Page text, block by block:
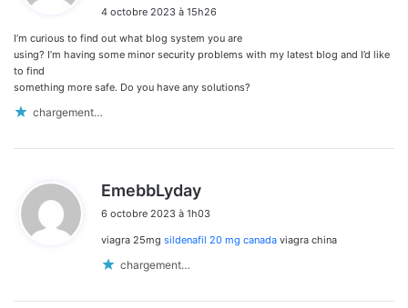
t
:
4 octobre 2023 à 15h26
I’m curious to find out what blog system you are
using? I’m having some minor security problems with my latest blog and I’d like
to find
something more safe. Do you have any solutions?
chargement…
EmebbLyday
t
6 octobre 2023 à 1h03
viagra 25mg sildenafil 20 mg canada viagra china
chargement…